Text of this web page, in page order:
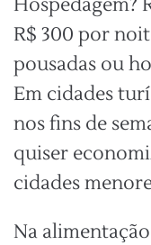
R$ 300 por
pousadas ou
Em cidades
nos fins de
quiser
cidades
Na